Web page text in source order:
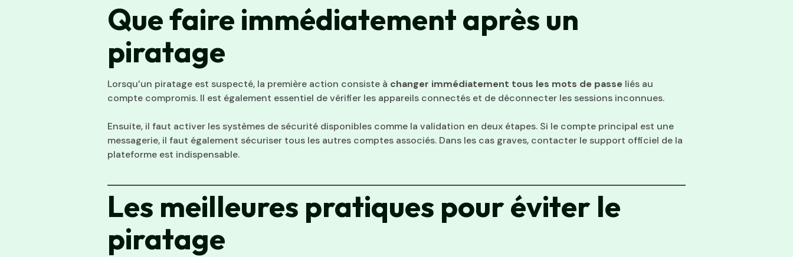
Que faire immédiatement après un
piratage
Lorsqu’un piratage est suspecté, la première action consiste à changer immédiatement tous les mots de passe liés au
compte compromis. Il est également essentiel de vérifier les appareils connectés et de déconnecter les sessions inconnues.
Ensuite, il faut activer les systèmes de sécurité disponibles comme la validation en deux étapes. Si le compte principal est une
messagerie, il faut également sécuriser tous les autres comptes associés. Dans les cas graves, contacter le support officiel de la
plateforme est indispensable.
Les meilleures pratiques pour éviter le
piratage